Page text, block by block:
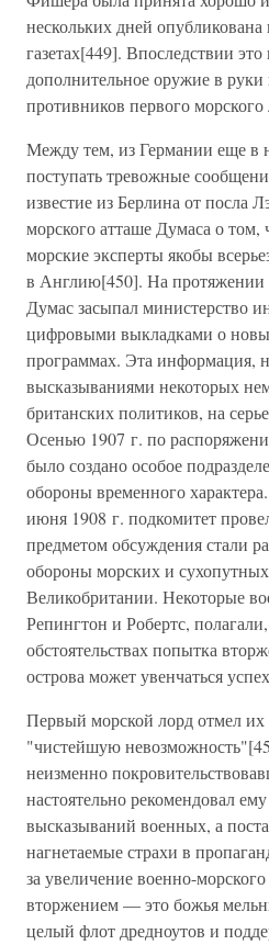
нескольких дней
газетах[449]. Впоследствии
дополнительное оружие в
противников первого морского
Между тем, из Германии еще в
поступать тревожные
известие из Берлина от посла
морского атташе Думаса о том,
морские эксперты якобы
в Англию[450]. На протяжении
Думас засыпал министерство
цифровыми выкладками о
программах. Эта информация,
высказываниями некоторых
британских политиков, на
Осенью 1907 г. по
было создано особое
обороны временного
июня 1908 г. подкомитет
предметом обсуждения стали
обороны морских и
Великобритании. Некоторые
Репингтон и Робертс,
обстоятельствах попытка
острова может увенчаться
Первый морской лорд отмел
"чистейшую
неизменно
настоятельно рекомендовал
высказываний военных, а
нагнетаемые страхи в
за увеличение военно-
вторжением — это божья
целый флот дредноутов и